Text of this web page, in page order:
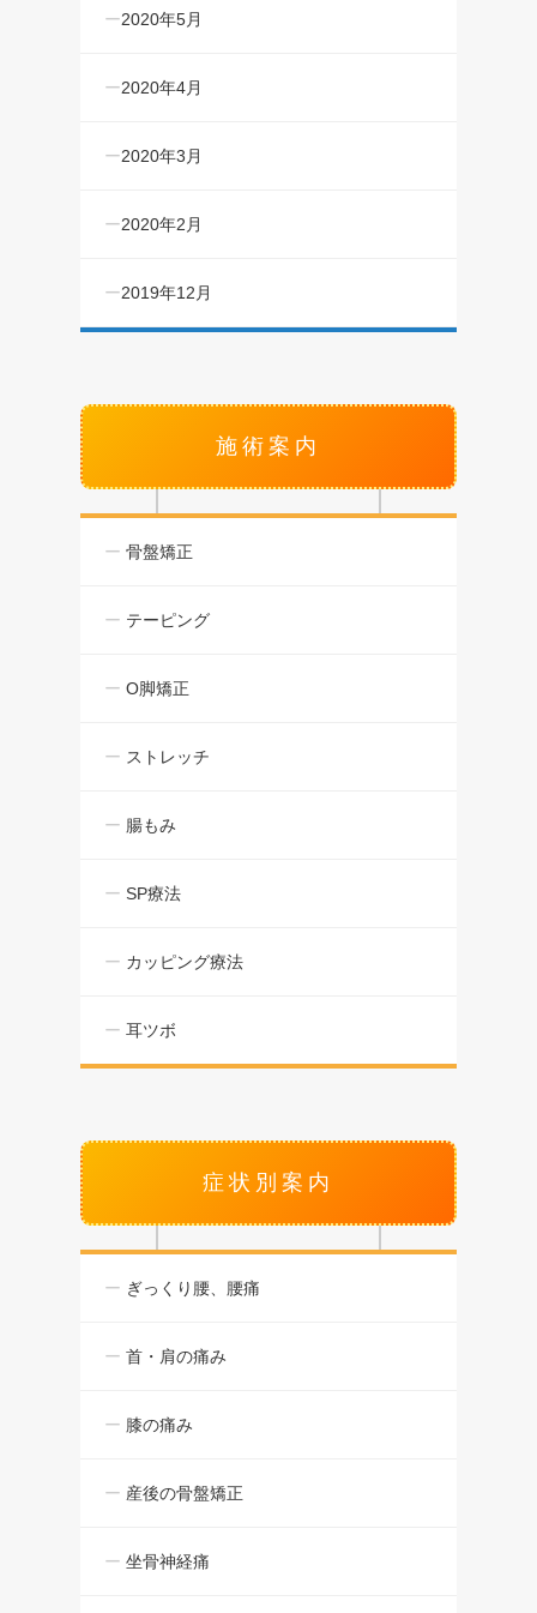
2020年5月
2020年4月
2020年3月
2020年2月
2019年12月
施術案内
骨盤矯正
テーピング
O脚矯正
ストレッチ
腸もみ
SP療法
カッピング療法
耳ツボ
症状別案内
ぎっくり腰、腰痛
首・肩の痛み
膝の痛み
産後の骨盤矯正
坐骨神経痛